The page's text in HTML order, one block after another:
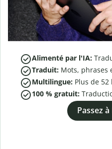
Alimenté par l'IA:
Traduit: Mots, phrases
Multilingue: Plus de 52
100 % gratuit:
Passez